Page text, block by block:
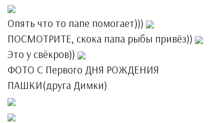
Опять что то папе помогает)))
ПОСМОТРИТЕ, скока папа рыбы привёз))
Это у свёкров))
ФОТО С Первого ДНЯ РОЖДЕНИЯ
ПАШКИ(друга Димки)